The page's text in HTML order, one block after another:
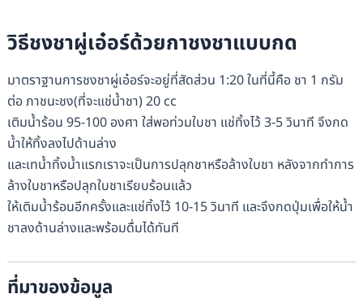
วิธีชงชาผู่เอ๋อร์ด้วยกาชงชาแบบกด
มาตราฐานการชงชาผู่เอ๋อร์จะอยู่ที่สัดส่วน 1:20 ในที่นี้คือ ชา 1 กรัม
ต่อ ภาชนะชง(ที่จะแช่น้ำชา) 20 cc
เติมน้ำร้อน 95-100 องศา ใส่พอท่วมใบชา แช่ทิ้งไว้ 3-5 วินาที จึงกด
น้ำให้ทิ้งลงไปด้านล่าง
และเทน้ำทิ้งน้ำแรกเราจะเป็นการปลุกชาหรือล้างใบชา หลังจากทำการ
ล้างใบชาหรือปลุกใบชาเรียบร้อนแล้ว
ให้เติมน้ำร้อนอีกครั้งและแช่ทิ้งไว้ 10-15 วินาที และจึงกดปุ่มเพื่อให้น้ำ
ชาลงด้านล่างและพร้อมดื่มได้ทันที
ที่มาของข้อมูล